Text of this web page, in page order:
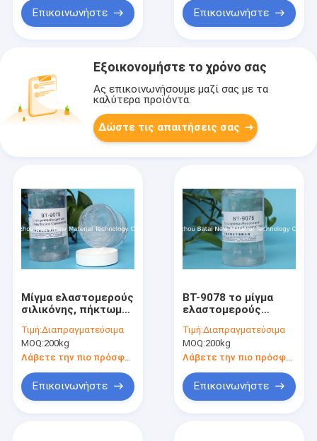
Επικοινωνήστε
φροντίδας δέρματος
Επικοινωνήστε
Εξοικονομήστε το χρόνο σας
Ας επικοινωνήσουμε μαζί σας με τα
καλύτερα προϊόντα.
Δώστε τις απαιτήσεις σας
Μίγμα ελαστομερούς
σιλικόνης, πήκτωμα
σιλικόνης που
καλύπτει την
αποτελεσματικότητα
BT-9078 ρυτίδων
Τιμή:Διαπραγματεύσιμα
MOQ:200kg
Λάβετε την πιο πρόσφατη τιμή
Επικοινωνήστε
BT-9078 το μίγμα
ελαστομερούς
αφή βελούδου/το μη
λιπαρό συναίσθημα
Τιμή:Διαπραγματεύσιμα
MOQ:200kg
Επικοινωνήστε